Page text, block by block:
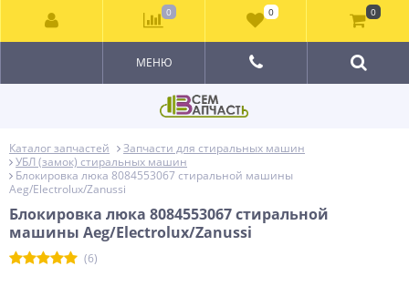
МЕНЮ
Каталог запчастей
Запчасти для стиральных машин
УБЛ (замок) стиральных машин
Блокировка люка 8084553067 стиральной машины
Aeg/Electrolux/Zanussi
Блокировка люка 8084553067 стиральной
машины Aeg/Electrolux/Zanussi
(6)
0 0 0